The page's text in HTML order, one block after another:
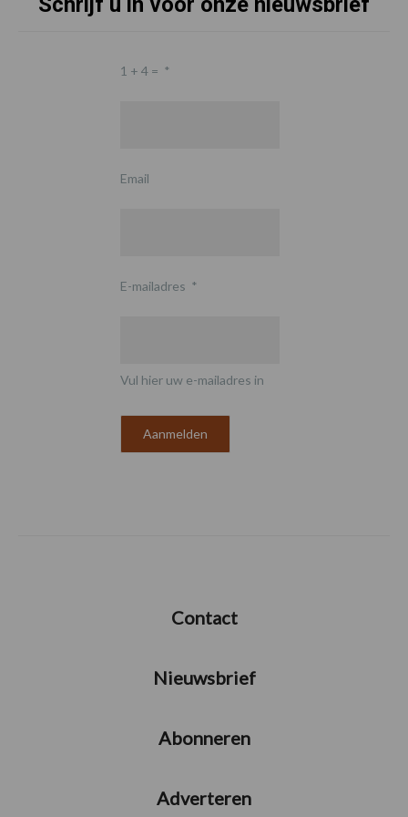
1 + 4 = *
Email
E-mailadres *
Vul hier uw e-mailadres in
Contact
Nieuwsbrief
Abonneren
Adverteren